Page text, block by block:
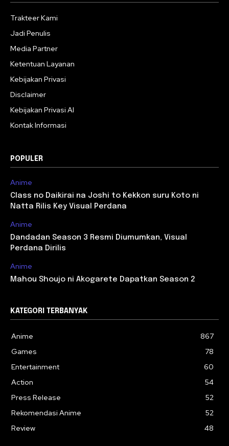
Trakteer Kami
Jadi Penulis
Media Partner
Ketentuan Layanan
Kebijakan Privasi
Disclaimer
Kebijakan Privasi AI
Kontak Informasi
POPULER
Anime
Class no Daikirai na Joshi to Kekkon suru Koto ni
Natta Rilis Key Visual Perdana
Anime
Dandadan Season 3 Resmi Diumumkan, Visual
Perdana Dirilis
Anime
Mahou Shoujo ni Akogarete Dapatkan Season 2
KATEGORI TERBANYAK
Anime
867
Games
78
Entertainment
60
Action
54
Press Release
52
Rekomendasi Anime
52
Review
48